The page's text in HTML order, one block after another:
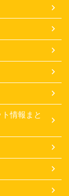
情報まと